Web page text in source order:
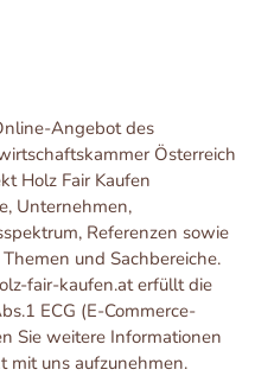
Angebot des
Österreich
Holz Fair Kaufen
Unternehmen,
Referenzen sowie
und Sachbereiche.
fair-kaufen.at erfüllt die
ECG (E-Commerce-
Sie weitere Informationen
mit uns aufzunehmen.